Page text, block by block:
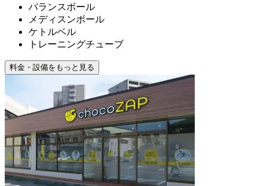
バランスボール
メディスンボール
ケトルベル
トレーニングチューブ
料金・設備をもっと見る